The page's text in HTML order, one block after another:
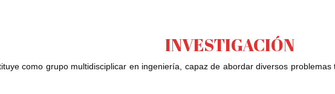
INVESTIGACIÓN
como grupo multidisciplicar en ingeniería, capaz de abordar diversos